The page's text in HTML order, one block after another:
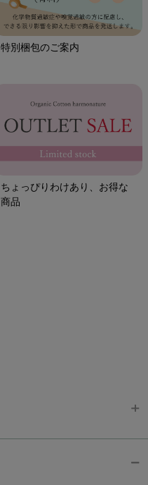
特別梱包のご案内
ちょっぴりわけあり、お得な
商品